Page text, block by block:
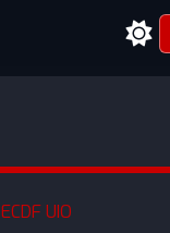
ECDF UIO